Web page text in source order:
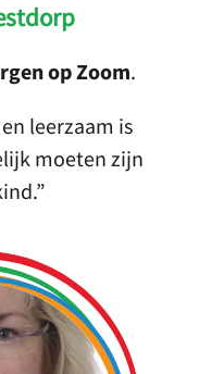
op Zoom.
leerzaam is
moeten zijn